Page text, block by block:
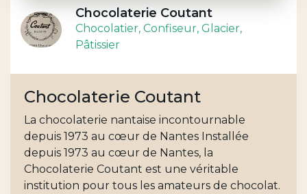
Chocolaterie Coutant
Chocolatier, Confiseur, Glacier,
Pâtissier
Chocolaterie Coutant
La chocolaterie nantaise incontournable
depuis 1973 au cœur de Nantes Installée
depuis 1973 au cœur de Nantes, la
Chocolaterie Coutant est une véritable
institution pour tous les amateurs de chocolat.